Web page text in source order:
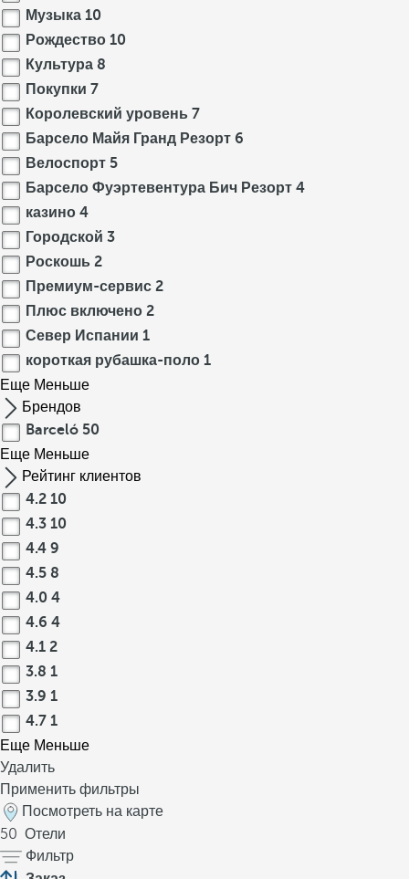
Музыка 10
Рождество 10
Культура 8
Покупки 7
Королевский уровень 7
Барсело Майя Гранд Резорт 6
Велоспорт 5
Барсело Фуэртевентура Бич Резорт 4
казино 4
Городской 3
Роскошь 2
Премиум-сервис 2
Плюс включено 2
Север Испании 1
короткая рубашка-поло 1
Еще Меньше
Брендов
Barceló 50
Еще Меньше
Рейтинг клиентов
4.2 10
4.3 10
4.4 9
4.5 8
4.0 4
4.6 4
4.1 2
3.8 1
3.9 1
4.7 1
Еще Меньше
Удалить
Применить фильтры
Посмотреть на карте
50 Отели
Фильтр